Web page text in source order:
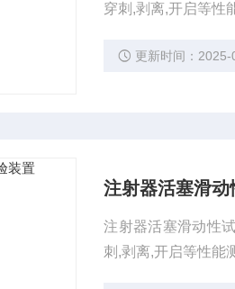
穿刺,剥离,开启等性
更新时间：2025-
注射器活塞滑
注射器活塞滑动性
刺,剥离,开启等性能